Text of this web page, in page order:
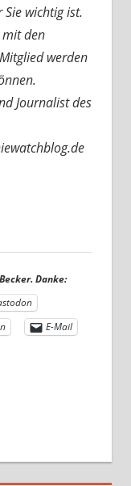
wichtig ist.
den
werden
Journalist des
Danke:
E-Mail